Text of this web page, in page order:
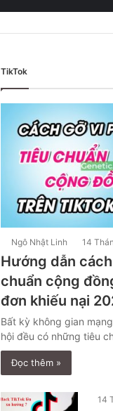
TikTok
Ngô Nhật Linh 14
Hướng dẫn
chuẩn cộng
đơn khiếu nại
Bất kỳ không gian
hội đều có những tiêu
Đọc thêm »
14